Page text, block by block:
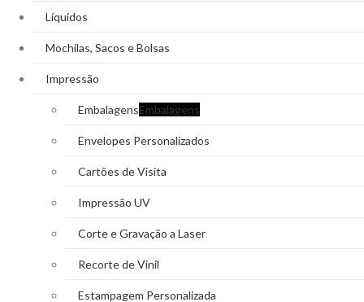
Líquidos
Mochilas, Sacos e Bolsas
Impressão
EmbalagensEmbalagens
Envelopes Personalizados
Cartões de Visita
Impressão UV
Corte e Gravação a Laser
Recorte de Vinil
Estampagem Personalizada